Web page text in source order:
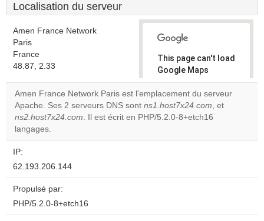
Localisation du serveur
Amen France Network
Paris
France
48.87, 2.33
This page can't load
Google Maps
correctly.
Do you
own this
Amen France Network Paris est l'emplacement du serveur
Apache. Ses 2 serveurs DNS sont ns1.host7x24.com, et
ns2.host7x24.com. Il est écrit en PHP/5.2.0-8+etch16
langages.
IP:
62.193.206.144
Propulsé par:
PHP/5.2.0-8+etch16